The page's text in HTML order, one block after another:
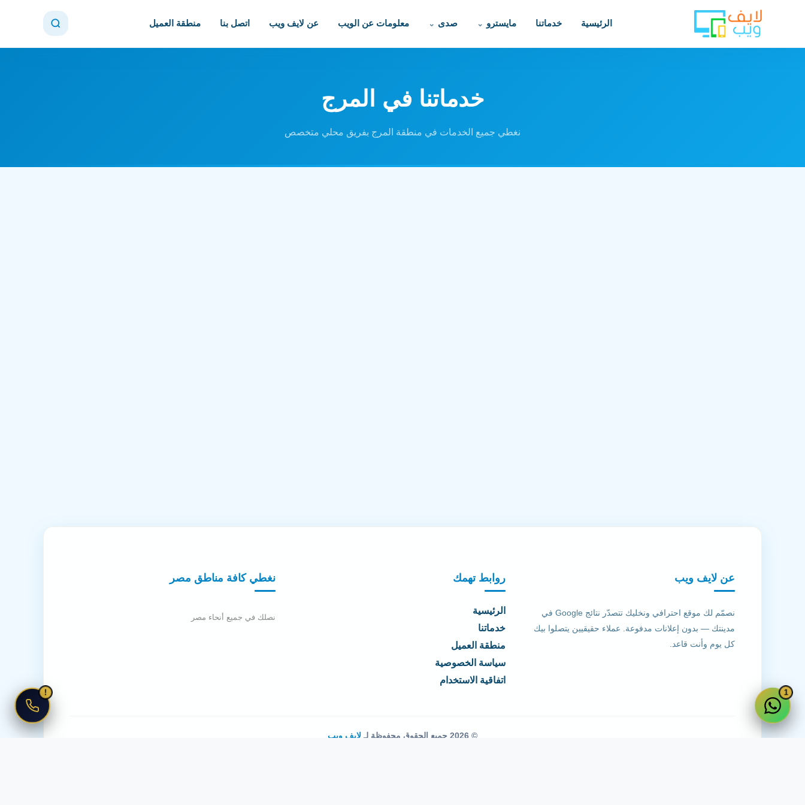
الرئيسية خدماتنا مايسترو صدى معلومات عن الويب عن لايف ويب اتصل بنا منطقة العميل
خدماتنا في المرج
نغطي جميع الخدمات في منطقة المرج بفريق محلي متخصص
عن لايف ويب
نصمّم لك موقع احترافي ونخليك تتصدّر نتائج Google في
مدينتك — بدون إعلانات مدفوعة. عملاء حقيقيين يتصلوا بيك
كل يوم وأنت قاعد.
روابط تهمك
الرئيسية
خدماتنا
منطقة العميل
سياسة الخصوصية
اتفاقية الاستخدام
نغطي كافة مناطق مصر
نصلك في جميع أنحاء مصر
© 2026 جميع الحقوق محفوظة لـ لايف ويب
1
!